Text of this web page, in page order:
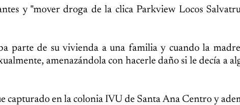
y "mover droga de la clica Parkview Locos
parte de su vivienda a una familia y cuando la
amenazándola con hacerle daño si le decía a
en la colonia IVU de Santa Ana Centro y